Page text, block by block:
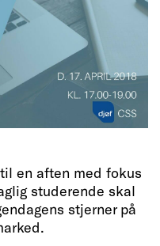
en aften med fokus
studerende skal
stjerner på